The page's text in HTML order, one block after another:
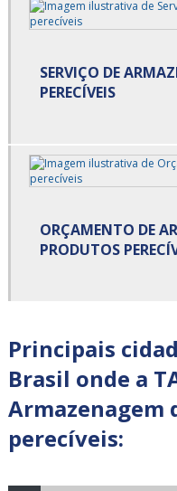
Carga cross docking
Carga de alimentos
Carga fracionada e
Carga fracionada
Centro de distribuição
Cross docking empresas
Cross docking
SERVIÇO DE
PERECÍVEIS
ORÇAMENTO DE
PRODUTOS
Principais
Brasil onde a
Armazenagem
perecíveis: